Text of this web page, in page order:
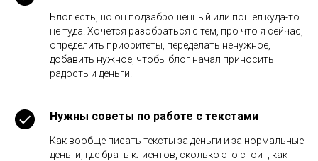
Блог есть, но он подзаброшенный или пошел куда-то
не туда. Хочется разобраться с тем, про что я сейчас,
определить приоритеты, переделать ненужное,
добавить нужное, чтобы блог начал приносить
радость и деньги.
Нужны советы по работе с текстами
Как вообще писать тексты за деньги и за нормальные
деньги, где брать клиентов, сколько это стоит, как